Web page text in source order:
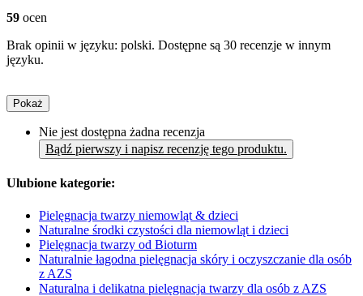
59 ocen
Brak opinii w języku: polski. Dostępne są 30 recenzje w innym
języku.
Pokaż
Nie jest dostępna żadna recenzja
Bądź pierwszy i napisz recenzję tego produktu.
Ulubione kategorie:
Pielęgnacja twarzy niemowląt & dzieci
Naturalne środki czystości dla niemowląt i dzieci
Pielęgnacja twarzy od Bioturm
Naturalnie łagodna pielęgnacja skóry i oczyszczanie dla osób
z AZS
Naturalna i delikatna pielęgnacja twarzy dla osób z AZS